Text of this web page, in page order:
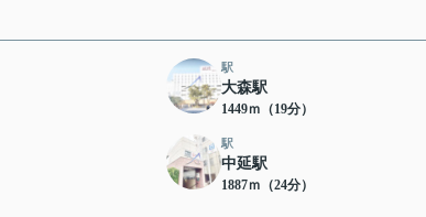
駅
大森駅
1449ｍ（19分）
駅
中延駅
1887ｍ（24分）